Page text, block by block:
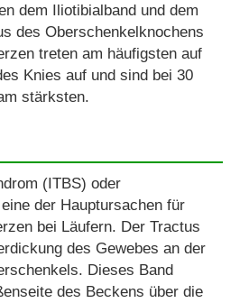
dem Iliotibialband und dem
des Oberschenkelknochens
treten am häufigsten auf
Knies auf und sind bei 30
stärksten.
(ITBS) oder
der Hauptursachen für
bei Läufern. Der Tractus
des Gewebes an der
Dieses Band
des Beckens über die